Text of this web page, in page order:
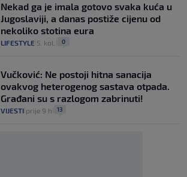
Nekad ga je imala gotovo svaka kuća u
Jugoslaviji, a danas postiže cijenu od
nekoliko stotina eura
LIFESTYLE 5. kol. 0
Vučković: Ne postoji hitna sanacija
ovakvog heterogenog sastava otpada.
Građani su s razlogom zabrinuti!
VIJESTI prije 9 h 13